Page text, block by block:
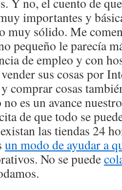
importantes y
muy sólido. Me
pequeño le parecía
de empleo y con
sus cosas por
comprar cosas
es un avance
de que todo se
las tiendas 24
un modo de ayudar a
No se puede